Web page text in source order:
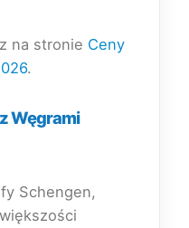
na stronie Ceny
.
Węgrami
Schengen,